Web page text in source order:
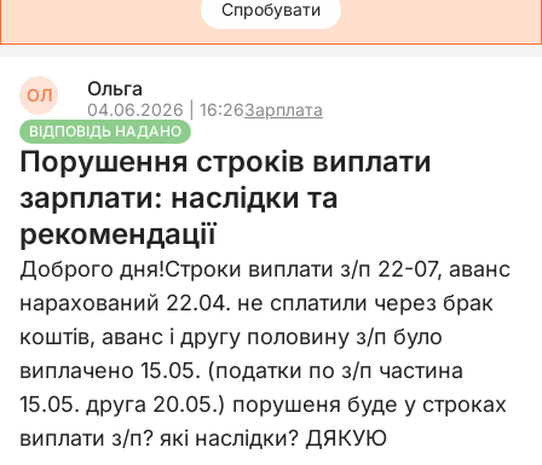
Спробувати
ОЛ Ольга
04.06.2026 | 16:26Зарплата
ВІДПОВІДЬ НАДАНО
Порушення строків виплати
зарплати: наслідки та
рекомендації
Доброго дня!Строки виплати з/п 22-07, аванс
нарахований 22.04. не сплатили через брак
коштів, аванс і другу половину з/п було
виплачено 15.05. (податки по з/п частина
15.05. друга 20.05.) порушеня буде у строках
виплати з/п? які наслідки? ДЯКУЮ